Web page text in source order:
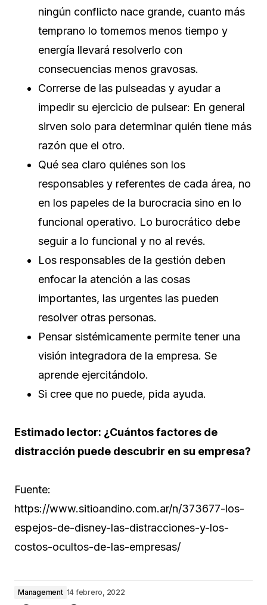
ningún conflicto nace grande, cuanto más
temprano lo tomemos menos tiempo y
energía llevará resolverlo con
consecuencias menos gravosas.
Correrse de las pulseadas y ayudar a
impedir su ejercicio de pulsear: En general
sirven solo para determinar quién tiene más
razón que el otro.
Qué sea claro quiénes son los
responsables y referentes de cada área, no
en los papeles de la burocracia sino en lo
funcional operativo. Lo burocrático debe
seguir a lo funcional y no al revés.
Los responsables de la gestión deben
enfocar la atención a las cosas
importantes, las urgentes las pueden
resolver otras personas.
Pensar sistémicamente permite tener una
visión integradora de la empresa. Se
aprende ejercitándolo.
Si cree que no puede, pida ayuda.
Estimado lector: ¿Cuántos factores de
distracción puede descubrir en su empresa?
Fuente:
https://www.sitioandino.com.ar/n/373677-los-
espejos-de-disney-las-distracciones-y-los-
costos-ocultos-de-las-empresas/
Management 14 febrero, 2022